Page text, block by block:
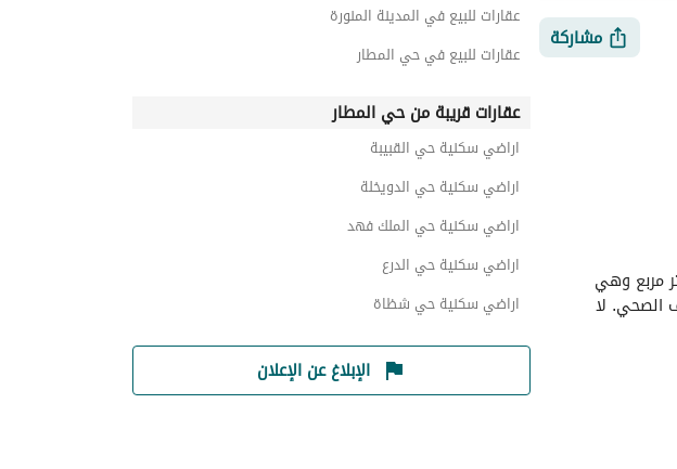
مشاركة
عقارات للبيع في المدينة المنورة
عقارات للبيع في حي المطار
عقارات قريبة من حي المطار
اراضي سكنية حي القبيبة
اراضي سكنية حي الدويخلة
اراضي سكنية حي الملك فهد
اراضي سكنية حي الدرع
اراضي سكنية حي شظاة
الإبلاغ عن الإعلان